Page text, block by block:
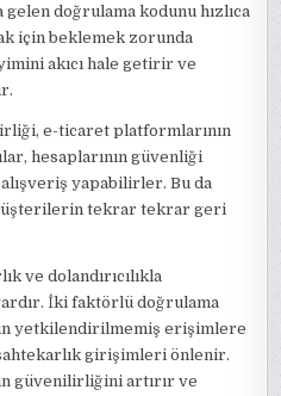
doğrulama kodunu hızlıca
için beklemek zorunda
akıcı hale getirir ve
e-ticaret platformlarının
hesaplarının güvenliği
yapabilirler. Bu da
tekrar tekrar geri
ve dolandırıcılıkla
İki faktörlü doğrulama
yetkilendirilmemiş erişimlere
girişimleri önlenir.
güvenilirliğini artırır ve